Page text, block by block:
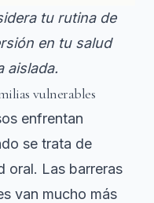
tu rutina de
en tu salud
aislada.
vulnerables
enfrentan
se trata de
oral. Las barreras
van mucho más